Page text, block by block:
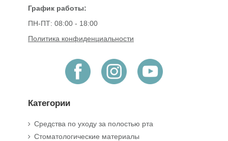
График работы:
ПН-ПТ: 08:00 - 18:00
Политика конфиденциальности
Категории
Средства по уходу за полостью рта
Стоматологические материалы